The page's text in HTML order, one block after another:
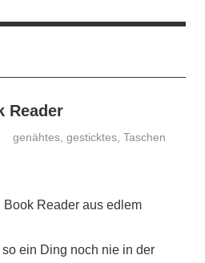
Reader
genähtes ,gesticktes ,Taschen
Book Reader aus edlem
ein Ding noch nie in der